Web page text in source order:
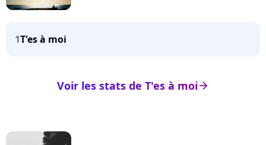
1T'es à moi
arrow_right
Voir les stats de T'es à moi